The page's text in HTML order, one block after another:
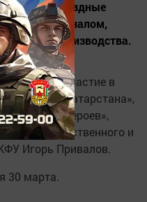
выездные
с персоналом,
производства.
заявки на участие в
Герои Татарстана»,
«Время героев»,
государственного и
Игорь Привалов.
30 марта.